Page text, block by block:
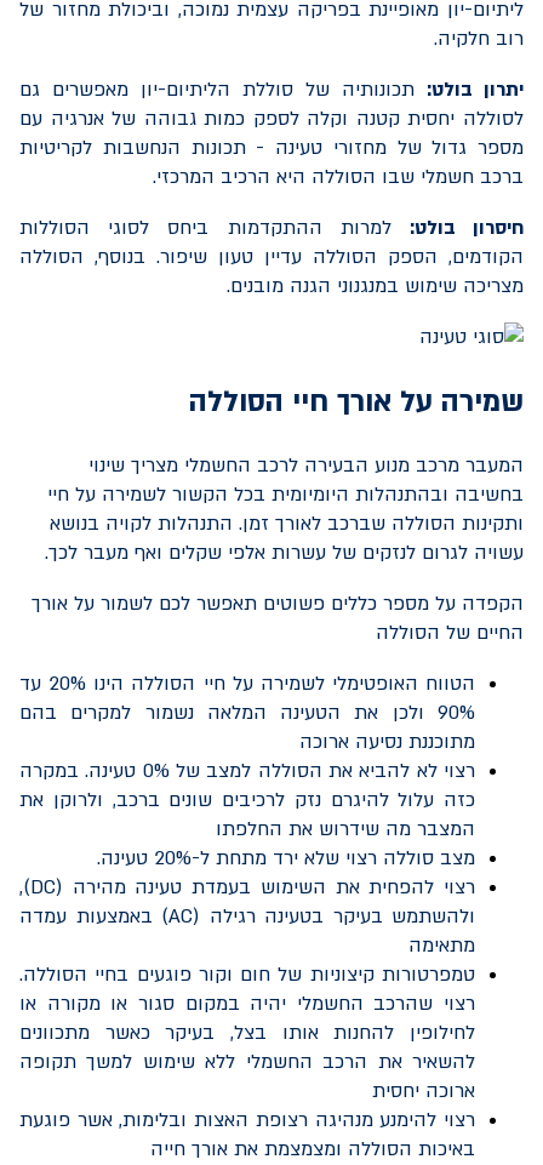
ליתיום-יון מאופיינת בפריקה עצמית נמוכה, וביכולת מחזור של
רוב חלקיה.
יתרון בולט: תכונותיה של סוללת הליתיום-יון מאפשרים גם
לסוללה יחסית קטנה וקלה לספק כמות גבוהה של אנרגיה עם
מספר גדול של מחזורי טעינה - תכונות הנחשבות לקריטיות
ברכב חשמלי שבו הסוללה היא הרכיב המרכזי.
חיסרון בולט: למרות ההתקדמות ביחס לסוגי הסוללות
הקודמים, הספק הסוללה עדיין טעון שיפור. בנוסף, הסוללה
מצריכה שימוש במנגנוני הגנה מובנים.
שמירה על אורך חיי הסוללה
המעבר מרכב מנוע הבעירה לרכב החשמלי מצריך שינוי
בחשיבה ובהתנהלות היומיומית בכל הקשור לשמירה על חיי
ותקינות הסוללה שברכב לאורך זמן. התנהלות לקויה בנושא
עשויה לגרום לנזקים של עשרות אלפי שקלים ואף מעבר לכך.
הקפדה על מספר כללים פשוטים תאפשר לכם לשמור על אורך
החיים של הסוללה
הטווח האופטימלי לשמירה על חיי הסוללה הינו 20% עד
90% ולכן את הטעינה המלאה נשמור למקרים בהם
מתוכננת נסיעה ארוכה
רצוי לא להביא את הסוללה למצב של 0% טעינה. במקרה
כזה עלול להיגרם נזק לרכיבים שונים ברכב, ולרוקן את
המצבר מה שידרוש את החלפתו
מצב סוללה רצוי שלא ירד מתחת ל-20% טעינה.
רצוי להפחית את השימוש בעמדת טעינה מהירה (DC
),
ולהשתמש בעיקר בטעינה רגילה (AC) באמצעות עמדה
מתאימה
טמפרטורות קיצוניות של חום וקור פוגעים בחיי הסוללה.
רצוי שהרכב החשמלי יהיה במקום סגור או מקורה או
לחילופין להחנות אותו בצל, בעיקר כאשר מתכוונים
להשאיר את הרכב החשמלי ללא שימוש למשך תקופה
ארוכה יחסית
רצוי להימנע מנהיגה רצופת האצות ובלימות, אשר פוגעת
באיכות הסוללה ומצמצמת את אורך חייה